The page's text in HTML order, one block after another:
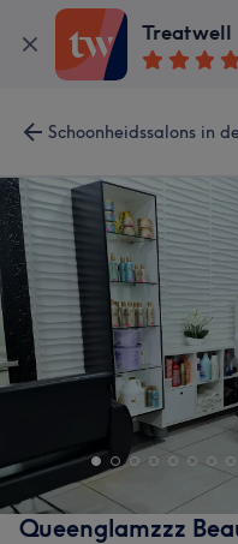
Treatwell
Schoonheidssalons in
Queenglamzzz